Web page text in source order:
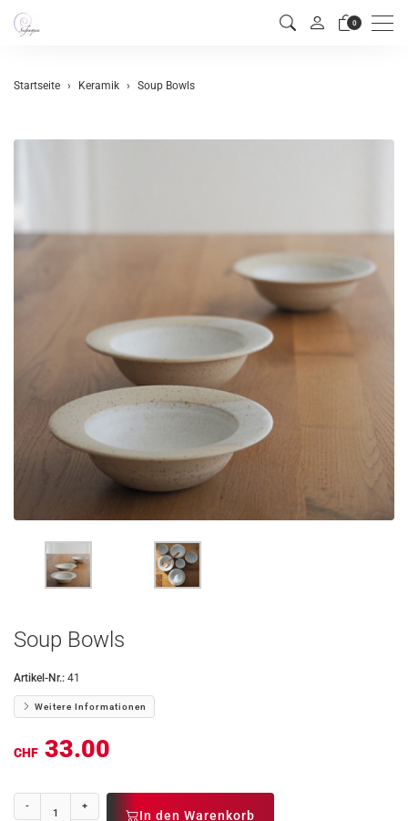
0 Menu
Startseite Keramik Soup Bowls
Soup Bowls
Artikel-Nr.: 41
Weitere Informationen
CHF 33.00
- +
In den Warenkorb